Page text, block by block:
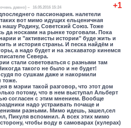
+1
давно) 16.05.2016 15:24
пассионария. налетели
вот мимо идущих ельценичная
нашу Родину, Советский Союз. Тоже
да носками на рынке торговали. Пока
и "активисты истории" буде жить и
и история страны. И песка найдём и
а надо будет и на экскаватор кинемся
Севера.
стали советоваться с разными там
такого не было и не будет!
по сушкам даже и накормили
тоже.
в мэрии такой разговор, что этот дом
потому, что в нем выступал Альберт
согласен с этим мнением. Вообще
надо устраивать почаще и
разными. Мимо идешь, зашел,сел
Пикуля вспомнил. А всех этих мимо
чтобы воду в самоварах (кулерах)